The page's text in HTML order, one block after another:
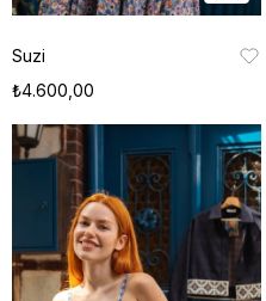
Suzi
₺4.600,00